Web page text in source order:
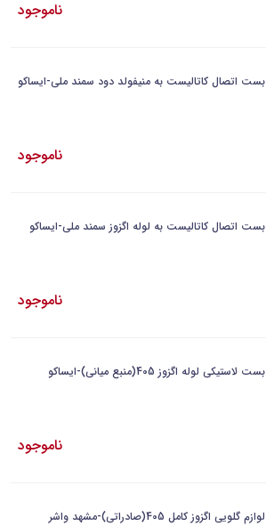
ناموجود
بست اتصال کاتالیست به منیفولد دود سمند ملی-ایساکو
ناموجود
بست اتصال کاتالیست به لوله اگزوز سمند ملی-ایساکو
ناموجود
بست لاستیکی لوله اگزوز 405(منبع میانی)-ایساکو
ناموجود
لوازم گلویی اگزوز کامل 405(صادراتی)-مشهد واشر